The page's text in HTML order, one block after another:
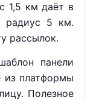
1,5 км даёт в
радиус 5 км.
рассылок.
панели
из платформы
Полезное